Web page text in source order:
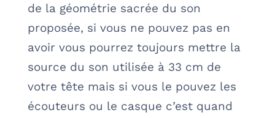
de la géométrie sacrée du son
proposée, si vous ne pouvez pas en
avoir vous pourrez toujours mettre la
source du son utilisée à 33 cm de
votre tête mais si vous le pouvez les
écouteurs ou le casque c’est quand